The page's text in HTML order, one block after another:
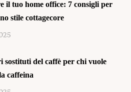
il tuo home office: 7 consigli per
stile cottagecore
sostituti del caffè per chi vuole
caffeina